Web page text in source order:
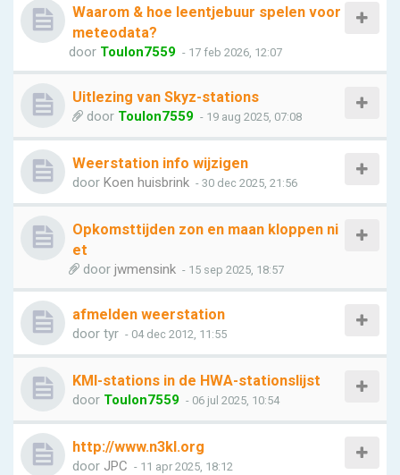
Waarom & hoe leentjebuur spelen voor
meteodata?
door Toulon7559 - 17 feb 2026, 12:07
Uitlezing van Skyz-stations
door Toulon7559 - 19 aug 2025, 07:08
Weerstation info wijzigen
door Koen huisbrink - 30 dec 2025, 21:56
Opkomsttijden zon en maan kloppen ni
et
door jwmensink - 15 sep 2025, 18:57
afmelden weerstation
door tyr - 04 dec 2012, 11:55
KMI-stations in de HWA-stationslijst
door Toulon7559 - 06 jul 2025, 10:54
http://www.n3kl.org
door JPC - 11 apr 2025, 18:12